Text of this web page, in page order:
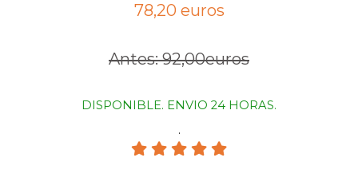
78,20 euros
Antes: 92,00euros
DISPONIBLE. ENVIO 24 HORAS.
.